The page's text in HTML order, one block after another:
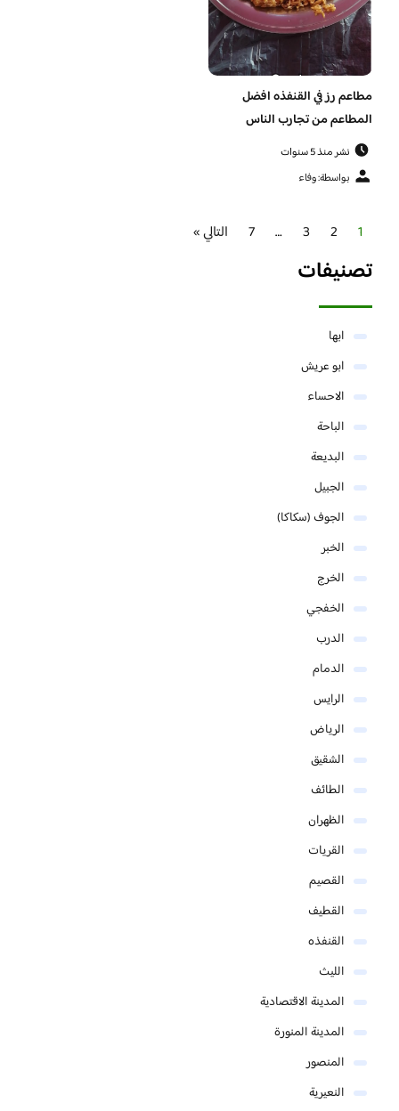
مطاعم رز في القنفذه افضل
المطاعم من تجارب الناس
نشر منذ 5 سنوات
بواسطة: وفاء
1
2
3
…
7 التالي »
تصنيفات
ابها
ابو عريش
الاحساء
الباحة
البديعة
الجبيل
الجوف (سكاكا)
الخبر
الخرج
الخفجي
الدرب
الدمام
الرايس
الرياض
الشقيق
الطائف
الظهران
القريات
القصيم
القطيف
القنفذه
الليث
المدينة الاقتصادية
المدينة المنورة
المنصور
النعيرية